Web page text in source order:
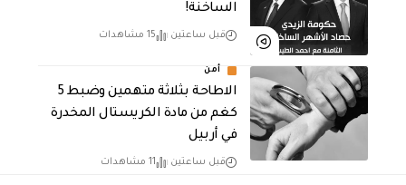
الساخنة!
قبل ساعتين 15 مشاهدات
أمن
الاطاحة بثلاثة متهمين وضبط 5
كغم من مادة الكريستال المخدرة ​
في أربيل
قبل ساعتين 11 مشاهدات